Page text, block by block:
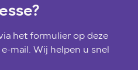
het formulier op deze
mail. Wij helpen u snel